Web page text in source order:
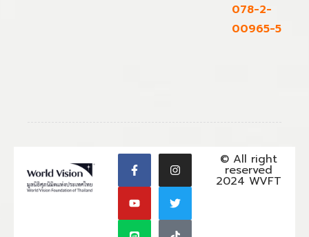
078-2-
00965-5
© All right
reserved
2024 WVFT